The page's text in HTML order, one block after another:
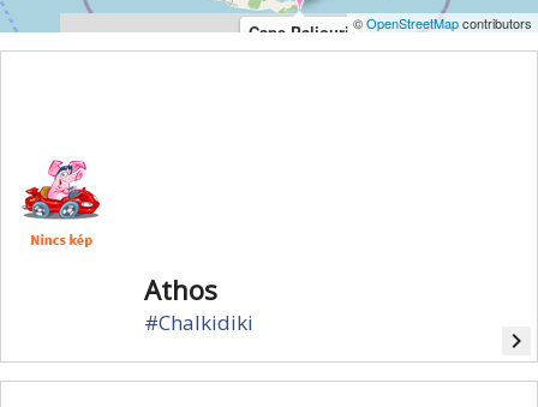
Cape Paliouri ©OpenStreetMapcontributors
Athos
#Chalkidiki
navigate_next